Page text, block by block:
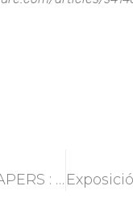
CALL FOR PAPERS : Artificial Intelligence Application for Advanced Data Analytics Solutions in Government Operations